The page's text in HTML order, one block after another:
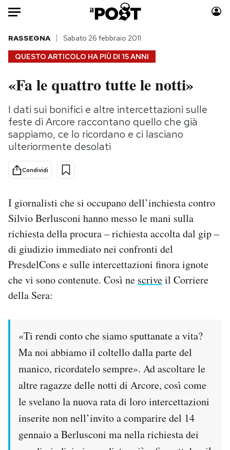
Auto
HOME
Italia
Politica
Internet
Scienza
Cultura
Sport
Moda
Consumismi
Storie/Idee
Mondiali calcio 2026
PODCAST
NEWSLETTER
SHOP
CALENDARIO
AREA PERSONALE
QUESTO ARTICOLO HA PIÙ DI 15 ANNI
RASSEGNA Sabato 26 febbraio 2011
«Fa le quattro tutte le notti»
I dati sui bonifici e altre intercettazioni sulle
feste di Arcore raccontano quello che già
sappiamo, ce lo ricordano e ci lasciano
ulteriormente desolati
Condividi
I giornalisti che si occupano dell’inchiesta contro
Silvio Berlusconi hanno messo le mani sulla
richiesta della procura – richiesta accolta dal gip –
di giudizio immediato nei confronti del
PresdelCons e sulle intercettazioni finora ignote
che vi sono contenute. Così ne scriveil Corriere
della Sera:
«Ti rendi conto che siamo sputtanate a vita?
Ma noi abbiamo il coltello dalla parte del
manico, ricordatelo sempre». Ad ascoltare le
altre ragazze delle notti di Arcore, così come
le svelano la nuova rata di loro intercettazioni
inserite non nell’invito a comparire del 14
gennaio a Berlusconi ma nella richiesta dei